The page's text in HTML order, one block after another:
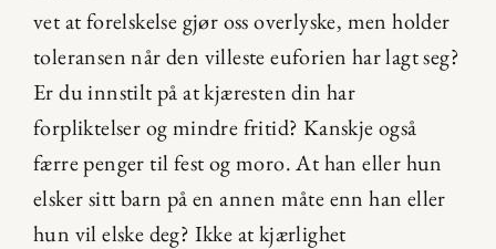
vet at forelskelse gjør oss overlyske, men holder
toleransen når den villeste euforien har lagt seg?
Er du innstilt på at kjæresten din har
forpliktelser og mindre fritid? Kanskje også
færre penger til fest og moro. At han eller hun
elsker sitt barn på en annen måte enn han eller
hun vil elske deg? Ikke at kjærlighet